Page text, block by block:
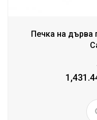
Печка на дърва